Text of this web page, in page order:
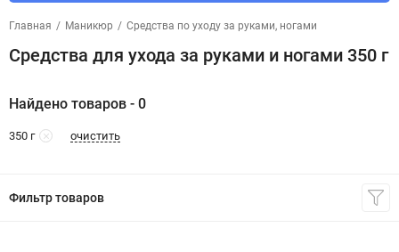
Главная / Маникюр / Средства по уходу за руками, ногами
Средства для ухода за руками и ногами 350 г
Найдено товаров - 0
350 г очистить
Фильтр товаров